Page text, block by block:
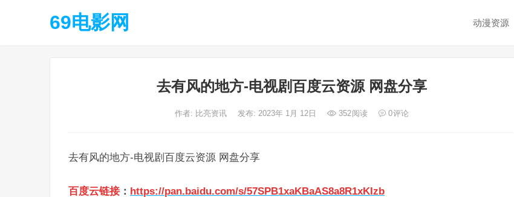
69电影网 动漫资源
去有风的地方-电视剧百度云资源 网盘分享
作者: 比亮资讯 发布: 2023年 1月 12日 352阅读 0评论
去有风的地方-电视剧百度云资源 网盘分享
百度云链接 ： https://pan.baidu.com/s/57SPB1xaKBaAS8a8R1xKIzb